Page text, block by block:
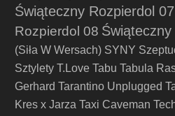
Świąteczny Rozpierdol 07
Rozpierdol 08
(Siła W Wersach) SYNY
Sztylety T.Love Tabu Tabula
Gerhard Tarantino Unplugged
Kres x Jarza Taxi Caveman